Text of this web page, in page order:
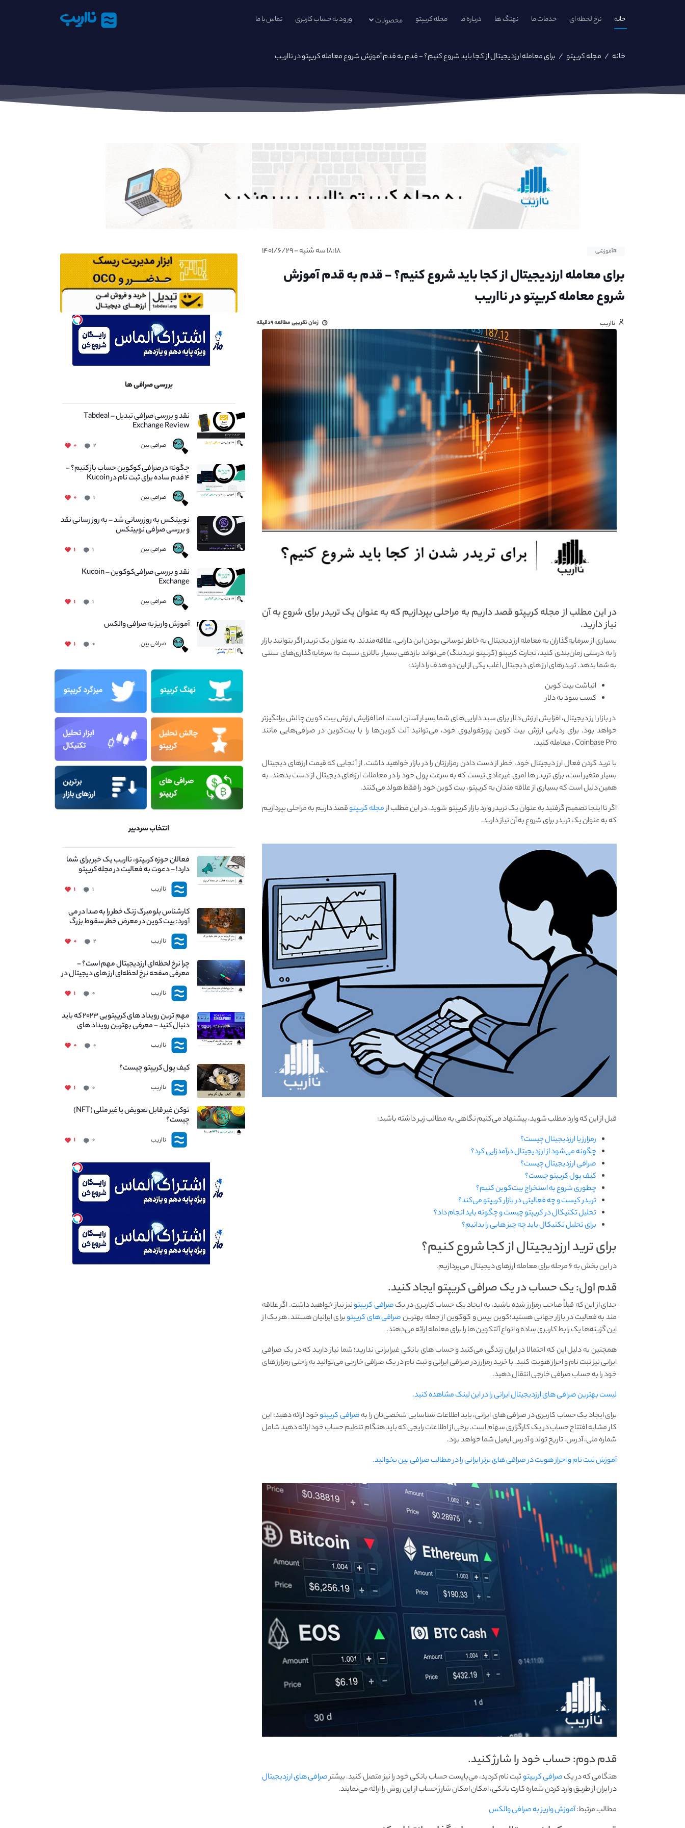
خانه نرخ لحظه ای خدمات ما نهنگ ها درباره ما مجله کریپتو محصولات ورود به حساب کاربری تماس با ما نااریب
خانه / مجله کریپتو / برای معامله ارزدیجیتال از کجا باید شروع کنیم؟ - قدم به قدم آموزش شروع معامله کریپتو در نااریب
#آموزشی ۱۸:۱۸ سه شنبه - ۱۴۰۱/۶/۲۹
برای معامله ارزدیجیتال از کجا باید شروع کنیم؟ - قدم به قدم آموزش
شروع معامله کریپتو در نااریب
نااریب زمان تقریبی مطالعه۹دقیقه
در این مطلب از مجله کریپتو قصد داریم به مراحلی بپردازیم که به عنوان یک تریدر برای شروع به آن
نیاز دارید.
بسیاری از سرمایه‌گذاران به معامله ارز دیجیتال به خاطر نوسانی بودن این دارایی، علاقه‌مندند. به عنوان یک تریدر اگر بتوانید بازار
را به درستی زمان‌بندی کنید، تجارت کریپتو (کریپتو تریدینگ) می‌تواند بازدهی بسیار بالاتری نسبت به سرمایه‌گذاری‌های سنتی
به شما بدهد. تریدرهای ارز های دیجیتال اغلب یکی از این دو هدف را دارند:
انباشت بیت کوین
کسب سود به دلار
در بازار ارز دیجیتال، افزایش ارزش دلار برای سبد دارایی‌های شما بسیار آسان است، اما افزایش ارزش بیت کوین چالش برانگیزتر
خواهد بود. برای ردیابی ارزش بیت کوین پورتفولیوی خود، می‌توانید آلت کوین‌ها را با بیت‌کوین در صرافی‌هایی مانند
Coinbase Pro ، معامله کنید.
با ترید کردن فعال ارز دیجیتال خود، خطر از دست دادن رمزارزتان را در بازار خواهید‌ داشت. از آنجایی که قیمت ارزهای دیجیتال
بسیار متغیر است، برای تریدر ها امری غیرعادی نیست که به سرعت پول خود را در معاملات ارزهای دیجیتال از دست بدهند. به
همین دلیل است که بسیاری از علاقه مندان به کریپتو، بیت کوین خود را فقط هولد می‌کنند.
اگر تا اینجا تصمیم گرفتید به عنوان یک تریدر وارد بازار کریپتو شوید، در این مطلب ازمجله کریپتوقصد داریم به مراحلی بپردازیم
که به عنوان یک تریدر برای شروع به آن نیاز دارید.
قبل از این که وارد مطلب شوید، پیشنهاد می‌کنیم نگاهی به مطالب زیر داشته باشید:
رمزارز یا ارزدیجیتال چیست؟
چگونه می‌شود از ارزدیجیتال درآمدزایی کرد؟
صرافی ارزدیجیتال چیست؟
کیف پول کریپتو چیست؟
چطوری شروع به استخراج بیت‌کوین کنیم؟
تریدر کیست و چه فعالیتی در بازار کریپتو می‌کند؟
تحلیل تکنیکال در کریپتو چیست و چگونه باید انجام داد؟
برای تحلیل تکنیکال باید چه چیز هایی را بدانیم؟
برای ترید ارزدیجیتال از کجا شروع کنیم؟
در این بخش به ۶ مرحله برای معامله ارزهای دیجیتال می‌پردازیم.
قدم اول: یک حساب در یک صرافی کریپتو ایجاد کنید.
جدای از این که قبلاً صاحب رمزارز شده باشید، به ایجاد یک حساب کاربری در یکصرافی کریپتونیز نیاز خواهید داشت. اگر علاقه
مند به فعالیت در بازار جهانی هستید؛کوین بیس و کوکوین از جمله بهترینصرافی های کریپتوبرای ایرانیان هستند. هر یک از
این گزینه‌ها یک رابط کاربری ساده و انواع آلتکوین ها را برای معامله ارائه می‌دهند.
همچنین به دلیل این که احتمالا در ایران زندگی می‌کنید و حساب های بانکی غیرایرانی ندارید؛ شما نیاز دارید که در یک صرافی
ایرانی نیز ثبت نام و احراز هویت کنید. با خرید رمزارز در صرافی ایرانی و ثبت نام در یک صرافی خارجی می‌توانید به راحتی رمزارز های
خود را به حساب صرافی خارجی انتقال دهید.
لیست بهترین صرافی های ارزدیجیتال ایرانی را در این لینک مشاهده کنید.
برای ایجاد یک حساب کاربری در صرافی های ایرانی، باید اطلاعات شناسایی شخصی‌تان را بهصرافی کریپتوخود ارائه دهید؛ این
کار مشابه افتتاح حساب در یک کارگزاری سهام است. برخی از اطلاعات رایجی که باید هنگام تنظیم حساب خود ارائه دهید شامل
شماره ملی، آدرس، تاریخ تولد و آدرس ایمیل شما خواهد بود.
آموزش ثبت نام و احراز هویت در صرافی های برتر ایرانی را در مطالب صرافی بین بخوانید.
قدم دوم: حساب خود را شارژ کنید.
هنگامی که در یکصرافی کریپتوثبت نام کردید، می‌بایست حساب بانکی خود را نیز متصل کنید. بیشترصرافی ‌های ارزدیجیتال
در ایران از طریق وارد کردن شماره کارت بانکی، امکان امکان شارژ حساب از این روش را ارائه می‌نمایند.
مطالب مرتبط:آموزش واریز به صرافی والکس
بررسی صرافی ها
نقد و بررسی صرافی تبدیل – Tabdeal
Exchange Review
صرافی بین ۲ ۰
چگونه در صرافی کوکوین حساب باز کنیم؟ -
۴ قدم ساده برای ثبت نام در Kucoin
صرافی بین ۱ ۰
نوبیتکس به روزرسانی شد – به روز رسانی نقد
و بررسی صرافی نوبیتکس
صرافی بین ۱ ۱
نقد و بررسی صرافی‌کوکوین – Kucoin
Exchange
صرافی بین ۱ ۱
آموزش واریز به صرافی والکس
صرافی بین ۰ ۱
انتخاب سردبیر
فعالان حوزه کریپتو، نااریب یک خبر برای شما
دارد! – دعوت به فعالیت در مجله کریپتو
نااریب ۱ ۱
کارشناس بلومبرگ زنگ خطر را به صدا در می
آورد: بیت کوین در معرض خطر سقوط بزرگ
است - دلیل آن چیست؟
نااریب ۲ ۰
چرا نرخ لحظه‌ای ارزدیجیتال مهم است؟ -
معرفی صفحه نرخ لحظه‌ای ارز های دیجیتال در
نااریب
نااریب ۰ ۱
مهم ترین رویداد های کریپتویی ۲۰۲۳ که باید
دنبال کنید – معرفی بهترین رویداد های
جهانی
نااریب ۰ ۰
کیف پول کریپتو چیست؟
نااریب ۰ ۱
توکن غیر قابل تعویض یا غیر مثلی (NFT)
چیست؟
نااریب ۰ ۱